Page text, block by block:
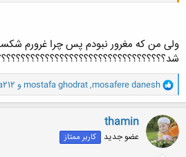
ولی من که مغرور نبودم پس چرا غرورم
و
ا
ک
ن
ش
ه
ا
mosafere danesh
,
mostafa ghodrat و
thamin
عضو جدید کاربر ممتاز